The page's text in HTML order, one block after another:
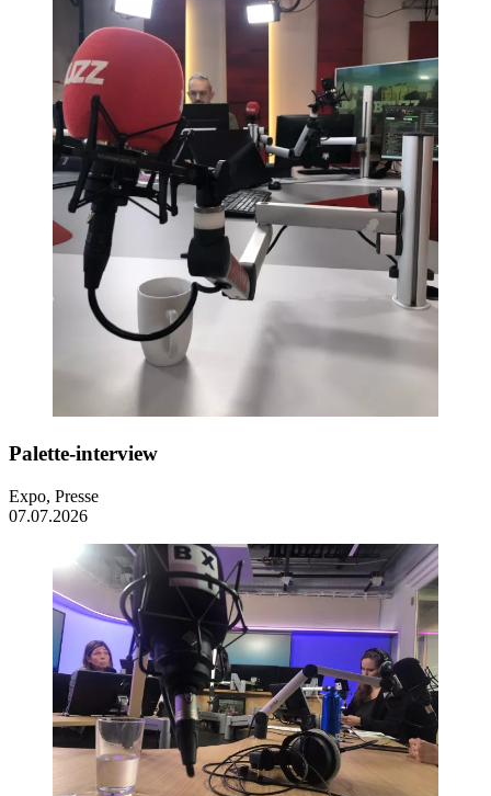
Palette-interview
Expo, Presse
07.07.2026